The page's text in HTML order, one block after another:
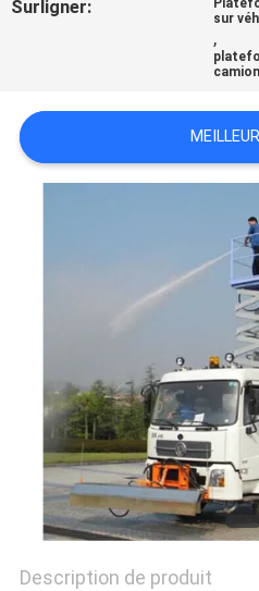
NOUVELLES
SITE
POLITIQUE
CONFIDENTIALITÉ
Surligner:
sur
,
camion
Description de produit